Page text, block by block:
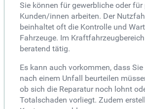
Sie können für gewerbliche oder für
Kunden/innen arbeiten. Der
beinhaltet oft die Kontrolle und
Fahrzeuge. Im
beratend tätig.
Es kann auch vorkommen, dass
nach einem Unfall beurteilen
ob sich die Reparatur noch lohnt
Totalschaden vorliegt. Zudem